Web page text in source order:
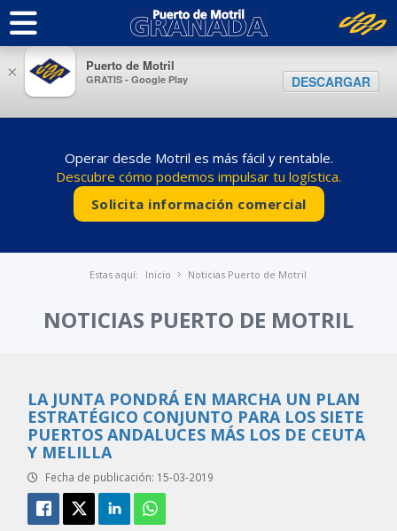
Operar desde Motril es más fácil y rentable.
Descubre cómo podemos impulsar tu logística.
Solicita información comercial
Estas aquí: Inicio Noticias Puerto de Motril
NOTICIAS PUERTO DE MOTRIL
LA JUNTA PONDRÁ EN MARCHA UN PLAN
ESTRATÉGICO CONJUNTO PARA LOS SIETE
PUERTOS ANDALUCES MÁS LOS DE CEUTA
Y MELILLA
Fecha de publicación: 15-03-2019
× Puerto de Motril
GRATIS - Google Play DESCARGAR